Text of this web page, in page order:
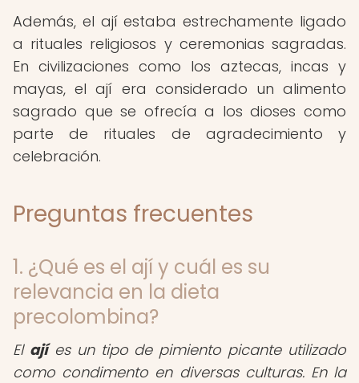
Además, el ají estaba estrechamente ligado
a rituales religiosos y ceremonias sagradas.
En civilizaciones como los aztecas, incas y
mayas, el ají era considerado un alimento
sagrado que se ofrecía a los dioses como
parte de rituales de agradecimiento y
celebración.
Preguntas frecuentes
1. ¿Qué es el ají y cuál es su
relevancia en la dieta
precolombina?
El ajíes un tipo de pimiento picante utilizado
como condimento en diversas culturas. En la